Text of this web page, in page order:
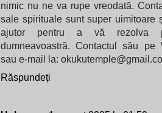
nimic nu ne va rupe vreodată.
sale spirituale sunt super uimitoare
ajutor pentru a vă rezolva
dumneavoastră. Contactul său pe
sau e-mail la:
Răspundeți